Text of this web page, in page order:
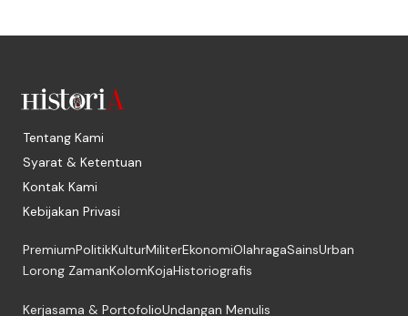
Tentang Kami
Syarat & Ketentuan
Kontak Kami
Kebijakan Privasi
PremiumPolitikKulturMiliterEkonomiOlahragaSainsUrban
Lorong ZamanKolomKojaHistoriografis
Kerjasama & PortofolioUndangan Menulis